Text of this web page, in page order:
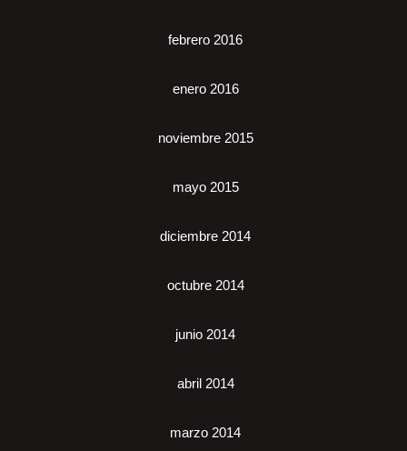
febrero 2016
enero 2016
noviembre 2015
mayo 2015
diciembre 2014
octubre 2014
junio 2014
abril 2014
marzo 2014